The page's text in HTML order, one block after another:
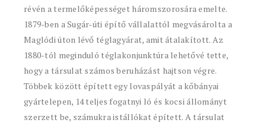
révén a termelőképességet háromszorosára emelte.
1879-ben a Sugár-úti építő vállalattól megvásárolta a
Maglódi úton lévő téglagyárat, amit átalakított. Az
1880-tól meginduló téglakonjunktúra lehetővé tette,
hogy a társulat számos beruházást hajtson végre.
Többek között épített egy lovaspályát a kőbányai
gyártelepen, 14 teljes fogatnyi ló és kocsi állományt
szerzett be, számukra istállókat épített. A társulat